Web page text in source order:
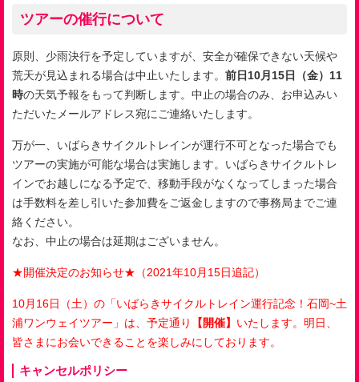
ツアーの催行について
原則、少雨決行を予定していますが、安全が確保できない天候や
荒天が見込まれる場合は中止いたします。 前日10月15日（金）11
時の天気予報をもって判断します。中止の場合のみ、お申込みい
ただいたメールアドレス宛にご連絡いたします。
万が一、いばらきサイクルトレインが運行不可となった場合でも
ツアーの実施が可能な場合は実施します。いばらきサイクルトレ
インでお越しになる予定で、移動手段がなくなってしまった場合
は手数料を差し引いた参加費をご返金しますので事務局までご連
絡ください。
なお、中止の場合は延期はございません。
★開催決定のお知らせ★（2021年10月15日追記）
10月16日（土）の「いばらきサイクルトレイン運行記念！石岡~土
浦ワンウェイツアー」は、予定通り
【開催】 いたします。明日、
皆さまにお会いできることを楽しみにしております。
キャンセルポリシー